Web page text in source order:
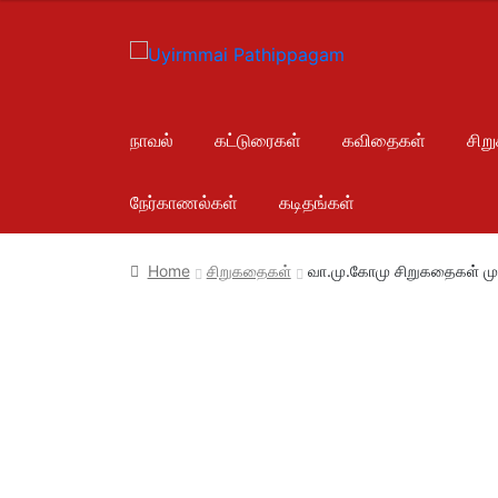
நாவல் கட்டுரைகள் கவிதைகள்
நேர்காணல்கள் கடிதங்கள்
Home சிறுகதைகள் வா.மு.கோமு சிறுகதைகள்